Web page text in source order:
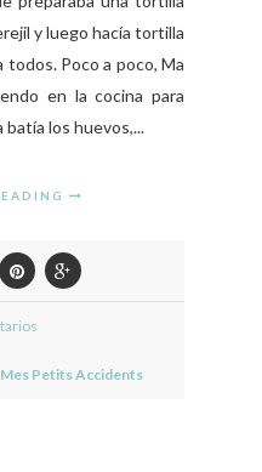
y luego hacía tortilla
Poco a poco, Ma
en la cocina para
batía los huevos,...
Mes Petits Accidents